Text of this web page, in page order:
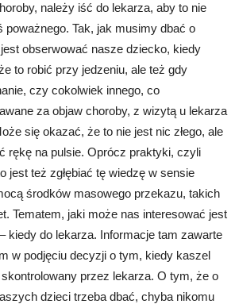
należy iść do lekarza, aby to nie
poważnego. Tak, jak musimy dbać o
obserwować nasze dziecko, kiedy
to robić przy jedzeniu, ale też gdy
czy cokolwiek innego, co
za objaw choroby, z wizytą u lekarza
się okazać, że to nie jest nic złego, ale
rękę na pulsie. Oprócz praktyki, czyli
jest też zgłębiać tę wiedzę w sensie
środków masowego przekazu, takich
Tematem, jaki może nas interesować jest
kiedy do lekarza. Informacje tam zawarte
w podjęciu decyzji o tym, kiedy kaszel
przez lekarza. O tym, że o
dzieci trzeba dbać, chyba nikomu